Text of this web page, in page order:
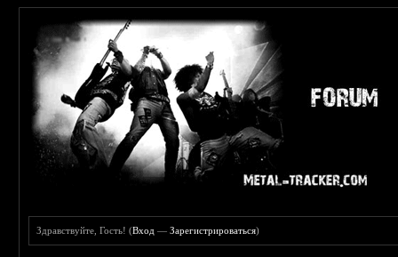
Здравствуйте, Гость! (Вход —Зарегистрироваться)